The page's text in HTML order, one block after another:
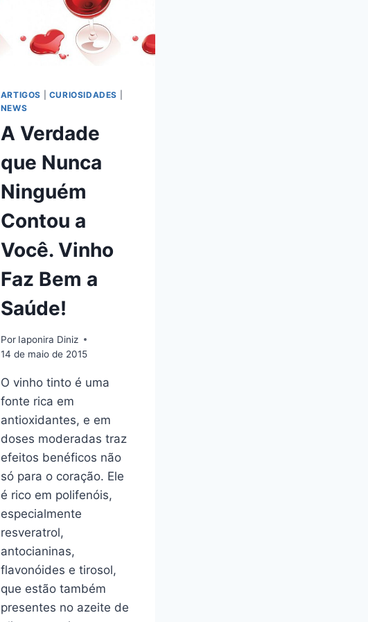
ARTIGOS CURIOSIDADES
NEWS
A Verdade
que Nunca
Ninguém
Contou a
Você. Vinho
Faz Bem a
Saúde!
Por Iaponira Diniz
14 de maio de 2015
O vinho tinto é uma
fonte rica em
antioxidantes, e em
doses moderadas traz
efeitos benéficos não
só para o coração. Ele
é rico em polifenóis,
especialmente
resveratrol,
antocianinas,
flavonóides e tirosol,
que estão também
presentes no azeite de